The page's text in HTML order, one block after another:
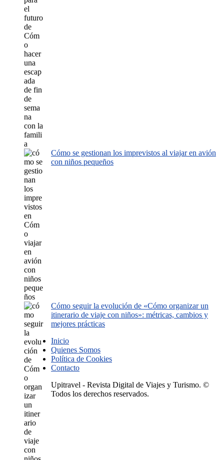
Cómo se gestionan los imprevistos al viajar en avión
con niños pequeños
Cómo seguir la evolución de «Cómo organizar un
itinerario de viaje con niños»: métricas, cambios y
mejores prácticas
Inicio
Quienes Somos
Política de Cookies
Contacto
Upitravel - Revista Digital de Viajes y Turismo. ©
Todos los derechos reservados.